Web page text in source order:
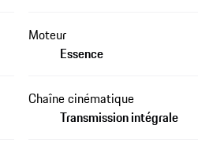
Moteur
Essence
Chaîne cinématique
Transmission intégrale